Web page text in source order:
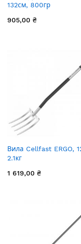
132см, 800гр
905,00 ₴
Вила Cellfast ERGO,
2.1кг
1 619,00 ₴